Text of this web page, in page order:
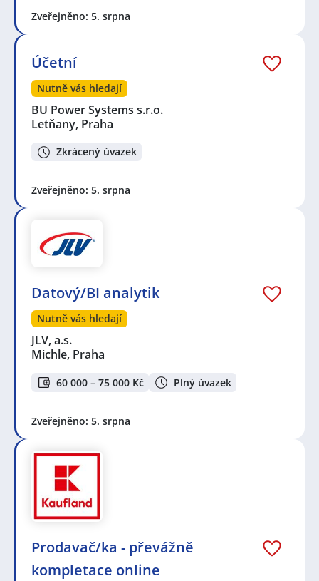
Zveřejněno: 5. srpna
Účetní
Nutně vás hledají
BU Power Systems s.r.o.
Letňany, Praha
Zkrácený úvazek
Zveřejněno: 5. srpna
Datový/BI analytik
Nutně vás hledají
JLV, a.s.
Michle, Praha
60 000 – 75 000 Kč Plný úvazek
Zveřejněno: 5. srpna
Prodavač/ka - převážně
kompletace online